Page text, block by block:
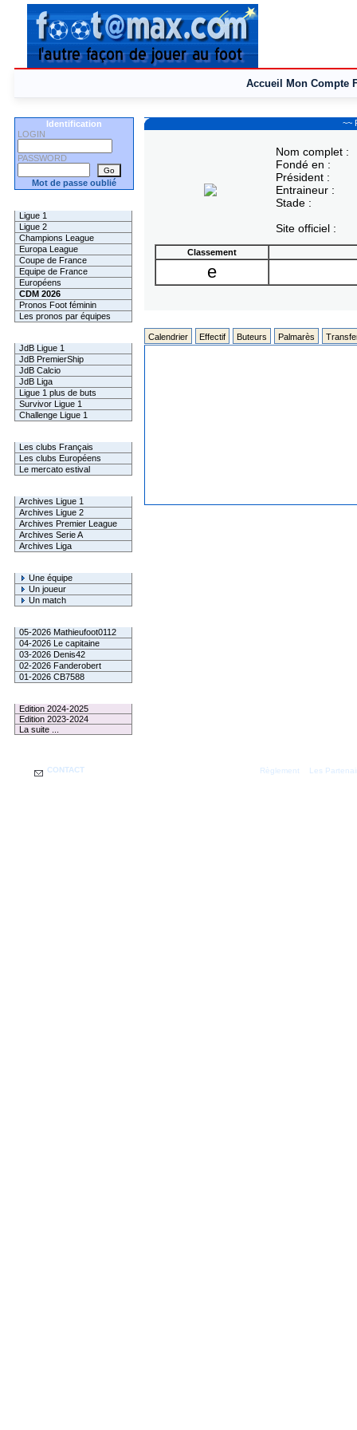
Accueil Mon Compte
Identification
LOGIN
PASSWORD
Mot de passe oublié
Ligue 1
Ligue 2
Champions League
Europa League
Coupe de France
Equipe de France
Européens
CDM 2026
Pronos Foot féminin
Les pronos par équipes
JdB Ligue 1
JdB PremierShip
JdB Calcio
JdB Liga
Ligue 1 plus de buts
Survivor Ligue 1
Challenge Ligue 1
Les clubs Français
Les clubs Européens
Le mercato estival
Archives Ligue 1
Archives Ligue 2
Archives Premier League
Archives Serie A
Archives Liga
Une équipe
Un joueur
Un match
05-2026 Mathieufoot0112
04-2026 Le capitaine
03-2026 Denis42
02-2026 Fanderobert
01-2026 CB7588
Edition 2024-2025
Edition 2023-2024
La suite ...
~~
Nom complet :
Fondé en :
Président :
Entraineur :
Stade :
Site officiel :
Classement
e
Calendrier Effectif Buteurs Palmarès
CONTACT Règlement Les